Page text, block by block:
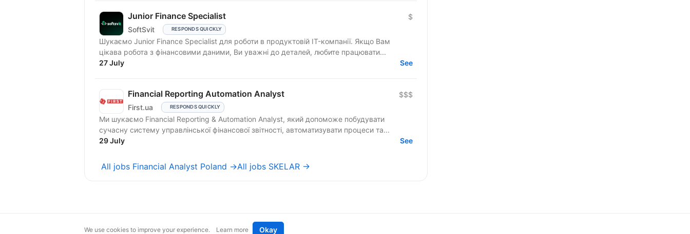
Junior Finance Specialist
SoftSvit RESPONDS QUICKLY
$
Шукаємо Junior Finance Specialist для роботи в продуктовій IT-компанії. Якщо Вам
цікава робота з фінансовими даними, Ви уважні до деталей, любите працювати...
27 July
See
Financial Reporting Automation Analyst
First.ua RESPONDS QUICKLY
$$$
Ми шукаємо Financial Reporting & Automation Analyst, який допоможе побудувати
сучасну систему управлінської фінансової звітності, автоматизувати процеси та...
29 July
See
All jobs Financial Analyst Poland →All jobs SKELAR →
We use cookies to improve your experience. Learn more Okay